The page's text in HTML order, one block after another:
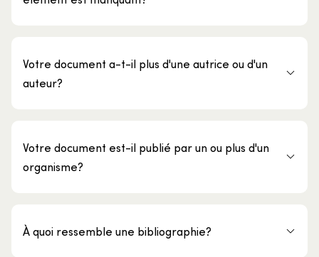
Votre document a-t-il plus d'une autrice ou d'un
auteur?
Votre document est-il publié par un ou plus d'un
organisme?
À quoi ressemble une bibliographie?